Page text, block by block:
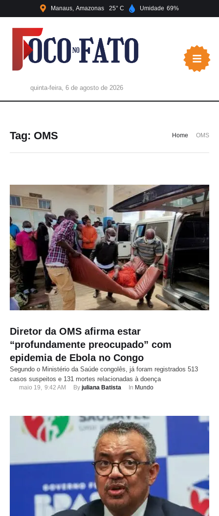
Manaus Amazonas 25 Umidade 69
quinta-feira, 6 de agosto de 2026
Tag: OMS Home OMS
Diretor da OMS afirma estar
“profundamente preocupado” com
epidemia de Ebola no Congo
Segundo o Ministério da Saúde congolês, já foram registrados 513
casos suspeitos e 131 mortes relacionadas à doença
maio 19, 9:42 AM By juliana Batista In Mundo